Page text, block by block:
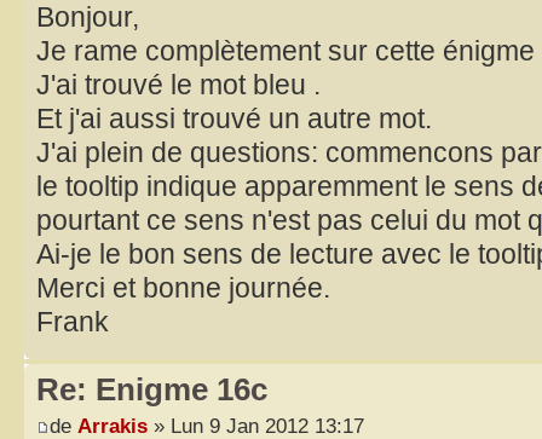
Bonjour,
Je rame complètement sur cette énigme
J'ai trouvé le mot bleu .
Et j'ai aussi trouvé un autre mot.
J'ai plein de questions: commencons
le tooltip indique apparemment le sens
pourtant ce sens n'est pas celui du mot
Ai-je le bon sens de lecture avec le
Merci et bonne journée.
Frank
Re: Enigme 16c
de Arrakis » Lun 9 Jan 2012 13:17